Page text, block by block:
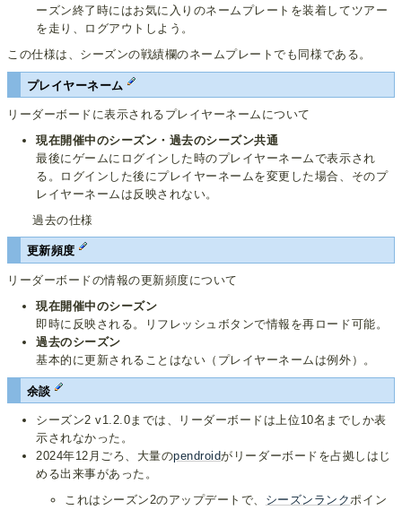
ーズン終了時にはお気に入りのネームプレートを装着してツアー
を走り、ログアウトしよう。
この仕様は、シーズンの戦績欄のネームプレートでも同様である。
プレイヤーネーム
リーダーボードに表示されるプレイヤーネームについて
現在開催中のシーズン・過去のシーズン共通
最後にゲームにログインした時のプレイヤーネームで表示され
る。ログインした後にプレイヤーネームを変更した場合、そのプ
レイヤーネームは反映されない。
過去の仕様
更新頻度
リーダーボードの情報の更新頻度について
現在開催中のシーズン
即時に反映される。リフレッシュボタンで情報を再ロード可能。
過去のシーズン
基本的に更新されることはない（プレイヤーネームは例外）。
余談
シーズン2 v1.2.0までは、リーダーボードは上位10名までしか表
示されなかった。
2024年12月ごろ、大量のpendroidがリーダーボードを占拠しはじ
める出来事があった。
これはシーズン2のアップデートで、 シーズンランクポイン